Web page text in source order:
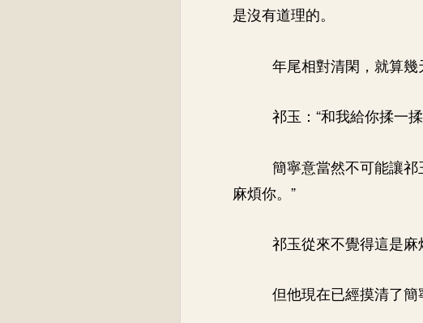
是沒有道理的。
年尾相對清閑，就算幾
祁玉：“和我給你揉一
簡寧意當然不可能讓
麻煩你。”
祁玉從來不覺得這是麻
但他現在已經摸清了